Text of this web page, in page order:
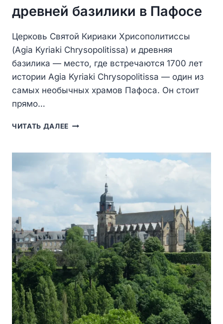
древней базилики в Пафосе
Церковь Святой Кириаки Хрисополитиссы
(Agia Kyriaki Chrysopolitissa) и древняя
базилика — место, где встречаются 1700 лет
истории Agia Kyriaki Chrysopolitissa — один из
самых необычных храмов Пафоса. Он стоит
прямо…
ЧИТАТЬ ДАЛЕЕ ЦЕРКОВЬ
ХРИСОПОЛИТИССЫ
АРХЕОЛОГИЧЕСКИЙ
КОМПЛЕКС
ДРЕВНЕЙ
БАЗИЛИКИ
В
ПАФОСЕ